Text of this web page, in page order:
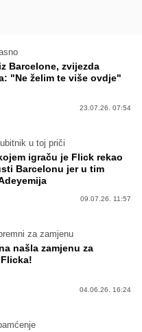
Barcelone, zvijezda
"Ne želim te više ovdje"
23.07.26. 07:54
u toj priči
igraču je Flick rekao
Barcelonu jer u tim
09.07.26. 11:57
za zamjenu
našla zamjenu za
04.06.26. 16:24